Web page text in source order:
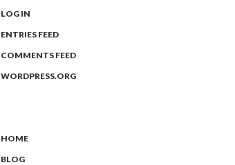
LOG IN
ENTRIES FEED
COMMENTS FEED
WORDPRESS.ORG
HOME
BLOG